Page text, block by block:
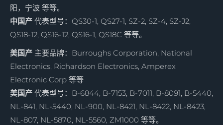
阳，宁波 等等。
中国产 代表型号：QS30-1, QS27-1, SZ-2, SZ-4, SZ-J2,
QS18-12, QS16-12, QS16-1, QS18C 等等。
美国产 主要品牌：Burroughs Corporation, National
Electronics, Richardson Electronics, Amperex
Electronic Corp 等等
美国产 代表型号：B-6844, B-7153, B-7011, B-8091, B-5440,
NL-841, NL-5440, NL-900, NL-8421, NL-8422, NL-8423,
NL-807, NL-5870, NL-5560, ZM1000 等等。